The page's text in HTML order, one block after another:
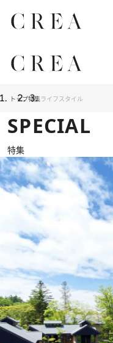
トップ特集ライフスタイル
SPECIAL
特集